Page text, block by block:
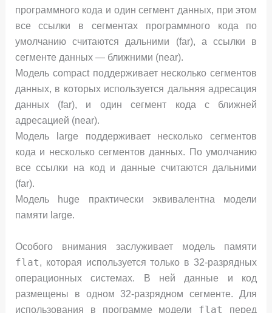
программного кода и один сегмент данных, при этом
все ссылки в сегментах программного кода по
умолчанию считаются дальними (far), а ссылки в
сегменте данных — ближними (near).
Модель compact поддерживает несколько сегментов
данных, в которых используется дальняя адресация
данных (far), и один сегмент кода с ближней
адресацией (near).
Модель large поддерживает несколько сегментов
кода и несколько сегментов данных. По умолчанию
все ссылки на код и данные считаются дальними
(far).
Модель huge практически эквивалентна модели
памяти large.
Особого внимания заслуживает модель памяти
flat, которая используется только в 32-разрядных
операционных системах. В ней данные и код
размещены в одном 32-разрядном сегменте. Для
использования в программе модели flat перед